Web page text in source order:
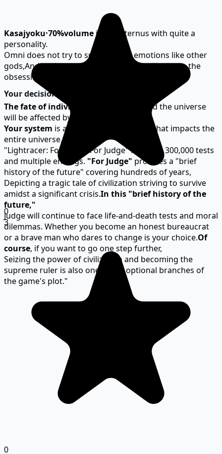
Kasajyoku·70%volumeis an Aeternus with quite a
personality.
Omni does not try to suppress his emotions like other
gods,And at the appropriate time, he will release the
obsession and madness hidden in his heart.
Your decision matters
The fate of individuals
, civilizations, and the universe
will be affected by your decision.
Your system is about to face a disaster that impacts the
entire universe.
"Lightracer: For Judge: For Judge" has over 300,000 tests
and multiple endings. "For Judge" provides a "brief
history of the future" covering hundreds of years,
Depicting a tragic tale of civilization striving to survive
amidst a significant crisis.In this "brief history of the
future,"
Judge will continue to face life-and-death tests and moral
dilemmas. Whether you become an honest bureaucrat
or a brave man who dares to change is your choice.Of
course, if you want to go one step further,
Seizing the power of civilization and becoming the
supreme ruler is also one of the optional branches of
the game's plot."
0
3
0